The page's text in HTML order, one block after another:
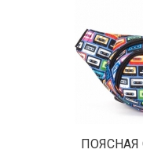
ПОЯСНАЯ